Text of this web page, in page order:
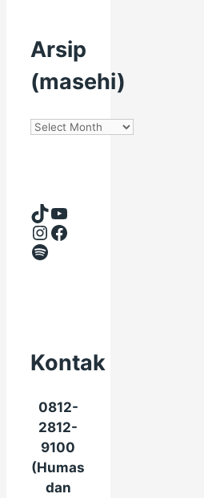
Arsip
(masehi)
Arsip
TikTok
YouTube
Instagram
Facebook
Spotify
Kontak
0812-
2812-
9100
(Humas
dan